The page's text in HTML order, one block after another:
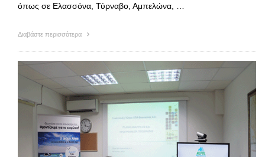
όπως σε Ελασσόνα, Τύρναβο, Αμπελώνα, …
Διαβάστε περισσότερα